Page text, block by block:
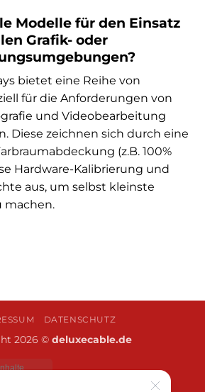
Modelle für den Einsatz
Grafik- oder
bietet eine Reihe von
für die Anforderungen von
und Videobearbeitung
Diese zeichnen sich durch eine
(z.B. 100%
Hardware-Kalibrierung und
aus, um selbst kleinste
machen.
DATENSCHUTZ
2026 © deluxecable.de